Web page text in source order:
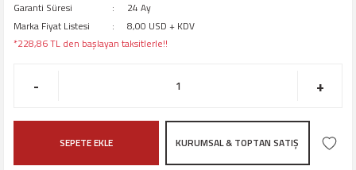
Garanti Süresi
24 Ay
Marka Fiyat Listesi
8,00 USD + KDV
*228,86 TL den başlayan taksitlerle!!
- +
SEPETE EKLE KURUMSAL & TOPTAN SATIŞ